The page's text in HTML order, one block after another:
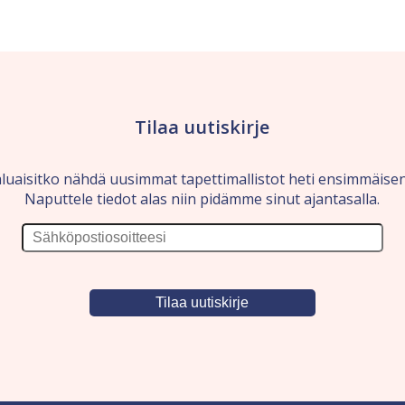
Tilaa uutiskirje
nähdä uusimmat tapettimallistot heti
Naputtele tiedot alas niin pidämme sinut ajantasalla.